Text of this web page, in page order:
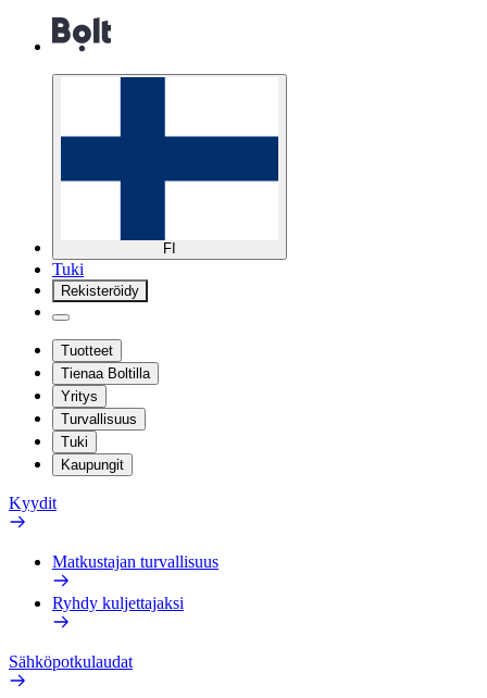
FI
Tuki
Rekisteröidy
Tuotteet
Tienaa Boltilla
Yritys
Turvallisuus
Tuki
Kaupungit
Kyydit
Matkustajan turvallisuus
Ryhdy kuljettajaksi
Sähköpotkulaudat